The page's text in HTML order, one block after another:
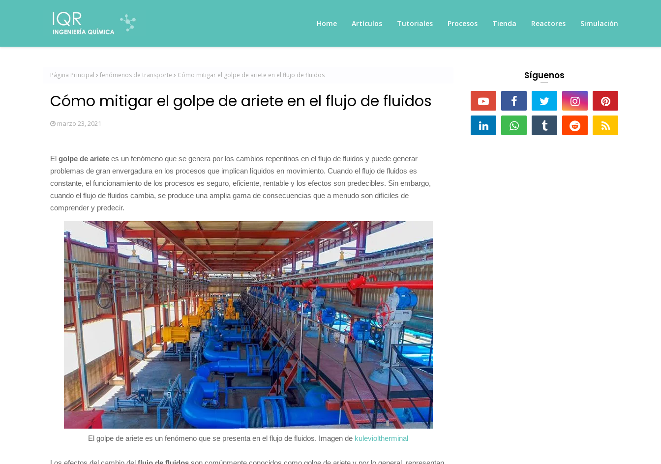
Home Artículos Tutoriales Procesos Tienda Reactores Simulación
Página Principal fenómenos de transporte Cómo mitigar el golpe de ariete en el flujo de fluidos
Cómo mitigar el golpe de ariete en el flujo de fluidos
marzo 23, 2021
El golpe de ariete es un fenómeno que se genera por los cambios repentinos en el flujo de fluidos y puede generar
problemas de gran envergadura en los procesos que implican líquidos en movimiento. Cuando el flujo de fluidos es
constante, el funcionamiento de los procesos es seguro, eficiente, rentable y los efectos son predecibles. Sin embargo,
cuando el flujo de fluidos cambia, se produce una amplia gama de consecuencias que a menudo son difíciles de
comprender y predecir.
El golpe de ariete es un fenómeno que se presenta en el flujo de fluidos. Imagen de kulevioltherminal
Síguenos